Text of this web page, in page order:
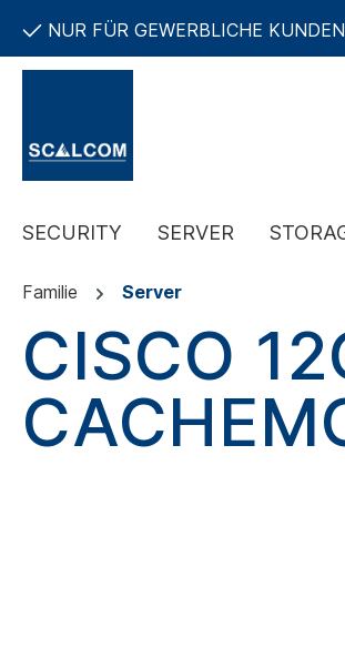
NUR FÜR GEWERBLICHE
SECURITY SERVER
Familie Server
CISCO